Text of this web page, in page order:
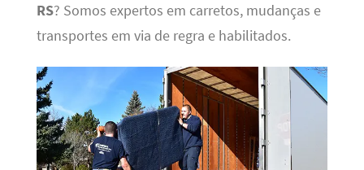
RS? Somos expertos em carretos, mudanças e
transportes em via de regra e habilitados.